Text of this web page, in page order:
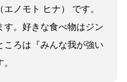
ノモト ヒナ） です。
。好きな食べ物はジン
ころは『みんな我が強い